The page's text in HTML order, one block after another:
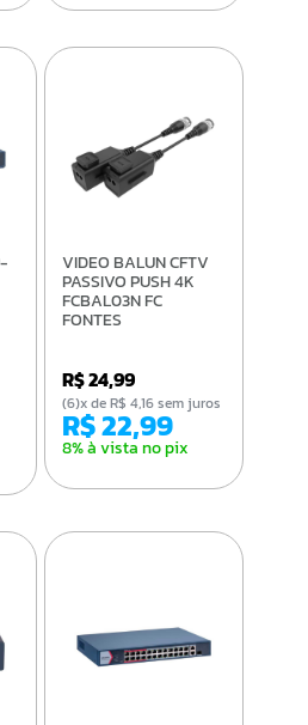
VIDEO BALUN CFTV
PASSIVO PUSH 4K
FCBAL03N FC
FONTES
R$ 24,99
R$ 22,99
8% à vista no pix
(6)x de R$ 4,16 sem juros